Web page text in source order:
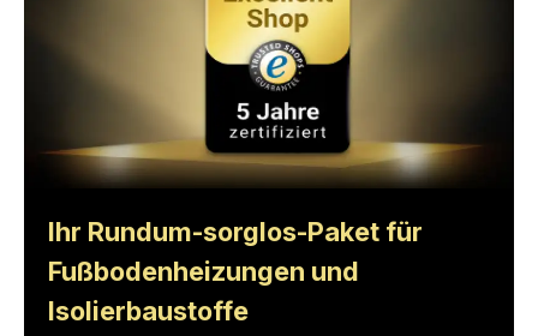
Ihr Rundum-sorglos-Paket für
Fußbodenheizungen und
Isolierbaustoffe